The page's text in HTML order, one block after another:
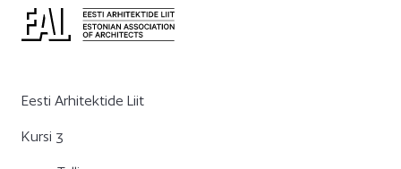
Eesti Arhitektide Liit
Kursi 3